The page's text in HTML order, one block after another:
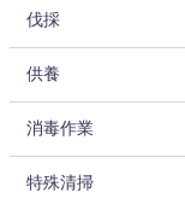
伐採
供養
消毒作業
特殊清掃